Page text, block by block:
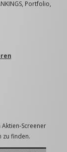
Portfolio,
Screener
zu finden.